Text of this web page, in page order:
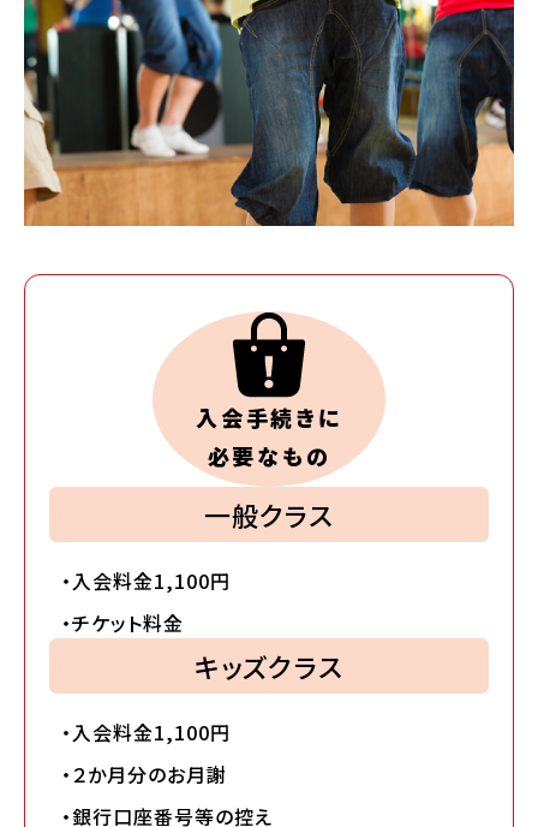
入会手続きに
必要なもの
一般クラス
・入会料金1,100円
・チケット料金
キッズクラス
・入会料金1,100円
・２か月分のお月謝
・銀行口座番号等の控え